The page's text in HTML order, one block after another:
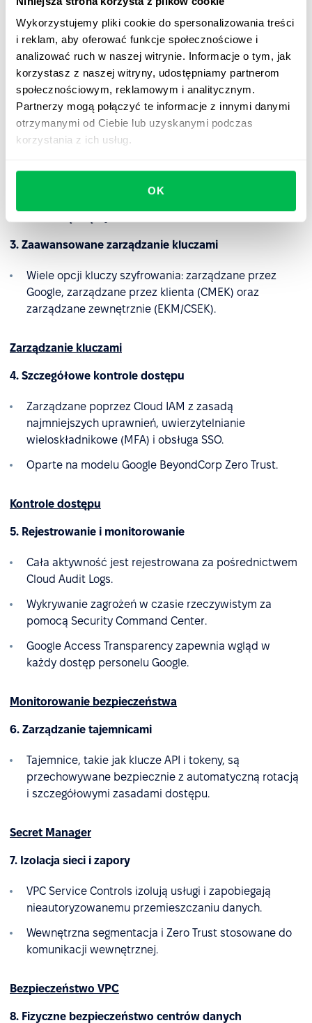
Wykorzystujemy pliki cookie do spersonalizowania treści
i reklam, aby oferować funkcje społecznościowe i
analizować ruch w naszej witrynie. Informacje o tym, jak
korzystasz z naszej witryny, udostępniamy partnerom
społecznościowym, reklamowym i analitycznym.
Partnerzy mogą połączyć te informacje z innymi danymi
otrzymanymi od Ciebie lub uzyskanymi podczas
korzystania z ich usług.
OK
spoczynku (AES-256) i w tranzycie (TLS/HTTPS).
Wewnętrznie Google stosuje protokół ALTS do
zabezpieczania komunikacji między usługami.
Dowiedz się więcej
2. Niezawodne kopie zapasowe i odzyskiwanie
Kopie zapasowe danych są szyfrowane i
3. Zaawansowane zarządzanie kluczami
Wiele opcji kluczy szyfrowania: zarządzane przez
Google, zarządzane przez klienta (CMEK) oraz
zarządzane zewnętrznie (EKM/CSEK).
Zarządzanie kluczami
4. Szczegółowe kontrole dostępu
Zarządzane poprzez Cloud IAM z zasadą
najmniejszych uprawnień, uwierzytelnianie
wieloskładnikowe (MFA) i obsługa SSO.
Oparte na modelu Google BeyondCorp Zero Trust.
Kontrole dostępu
5. Rejestrowanie i monitorowanie
Cała aktywność jest rejestrowana za pośrednictwem
Cloud Audit Logs.
Wykrywanie zagrożeń w czasie rzeczywistym za
pomocą Security Command Center.
Google Access Transparency zapewnia wgląd w
każdy dostęp personelu Google.
Monitorowanie bezpieczeństwa
6. Zarządzanie tajemnicami
Tajemnice, takie jak klucze API i tokeny, są
przechowywane bezpiecznie z automatyczną rotacją
i szczegółowymi zasadami dostępu.
Secret Manager
7. Izolacja sieci i zapory
VPC Service Controls izolują usługi i zapobiegają
nieautoryzowanemu przemieszczaniu danych.
Wewnętrzna segmentacja i Zero Trust stosowane do
komunikacji wewnętrznej.
Bezpieczeństwo VPC
8. Fizyczne bezpieczeństwo centrów danych